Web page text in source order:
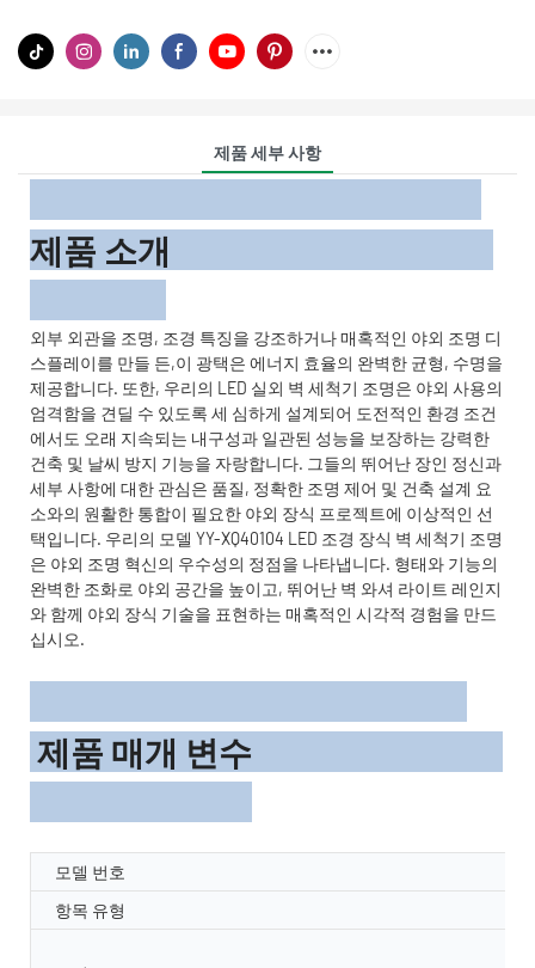
제품 세부 사항
제품 소개
외부 외관을 조명, 조경 특징을 강조하거나 매혹적인 야외 조명 디
스플레이를 만들 든,이 광택은 에너지 효율의 완벽한 균형, 수명을
제공합니다. 또한, 우리의 LED 실외 벽 세척기 조명은 야외 사용의
엄격함을 견딜 수 있도록 세 심하게 설계되어 도전적인 환경 조건
에서도 오래 지속되는 내구성과 일관된 성능을 보장하는 강력한
건축 및 날씨 방지 기능을 자랑합니다. 그들의 뛰어난 장인 정신과
세부 사항에 대한 관심은 품질, 정확한 조명 제어 및 건축 설계 요
소와의 원활한 통합이 필요한 야외 장식 프로젝트에 이상적인 선
택입니다. 우리의 모델 YY-XQ40104 LED 조경 장식 벽 세척기 조명
은 야외 조명 혁신의 우수성의 정점을 나타냅니다. 형태와 기능의
완벽한 조화로 야외 공간을 높이고, 뛰어난 벽 와셔 라이트 레인지
와 함께 야외 장식 기술을 표현하는 매혹적인 시각적 경험을 만드
십시오.
제품 매개 변수
모델 번호
항목 유형